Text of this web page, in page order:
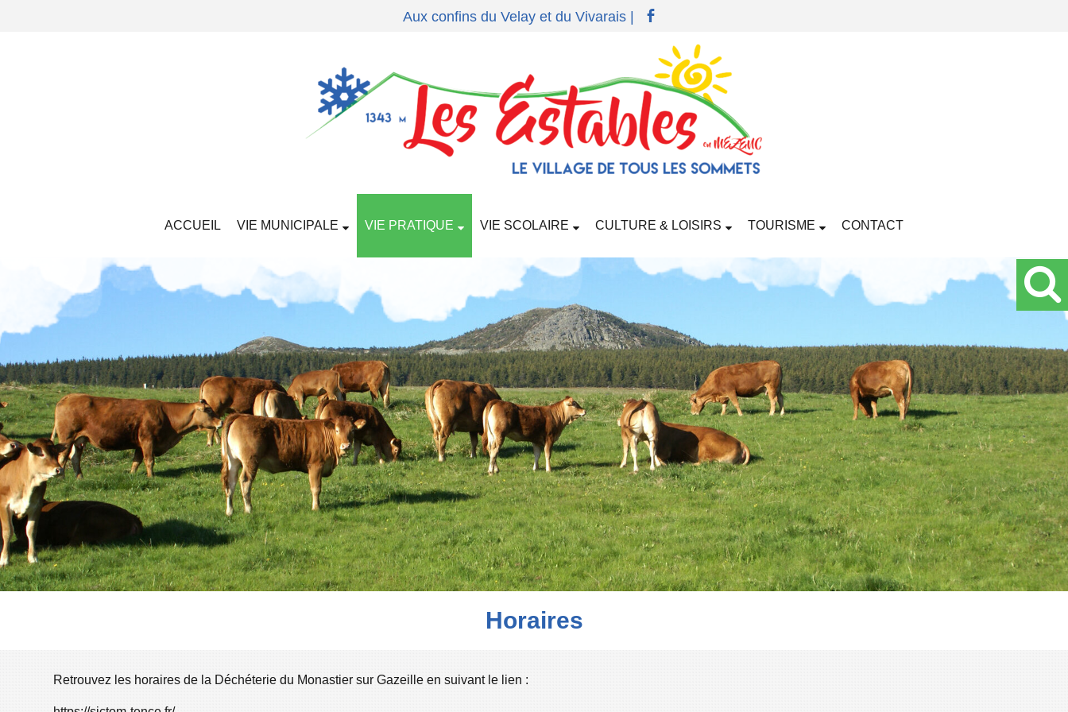
Aux confins du Velay et du Vivarais |
ACCUEIL VIE MUNICIPALE VIE PRATIQUE VIE SCOLAIRE CULTURE & LOISIRS TOURISME CONTACT
Horaires
Retrouvez les horaires de la Déchéterie du Monastier sur Gazeille en suivant le lien :